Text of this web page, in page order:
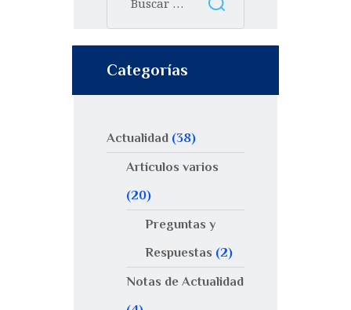
Categorías
Actualidad (38)
Artículos varios
(20)
Preguntas y
Respuestas (2)
Notas de Actualidad